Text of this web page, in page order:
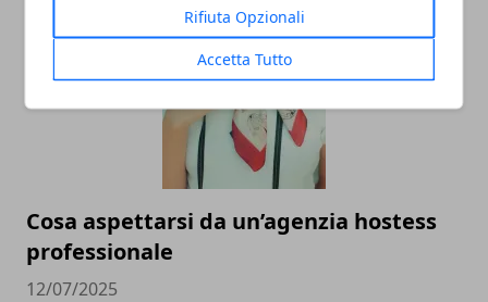
Rifiuta Opzionali
Accetta Tutto
Cosa aspettarsi da un’agenzia hostess
professionale
12/07/2025